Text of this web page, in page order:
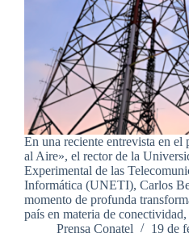
En una reciente entrevista en el
al Aire», el rector de la
Experimental de las
Informática (UNETI), Carlos
momento de profunda
país en materia de
Prensa Conatel
19 de